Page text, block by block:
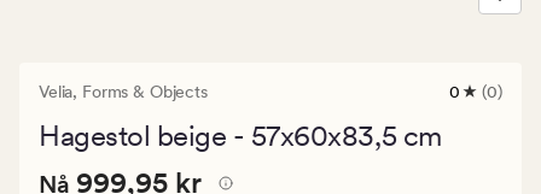
Velia, Forms & Objects
0
0 (0)
Hagestol beige - 57x60x83,5 cm
Nåværende
Nåværende pris
Nå 999,95 kr